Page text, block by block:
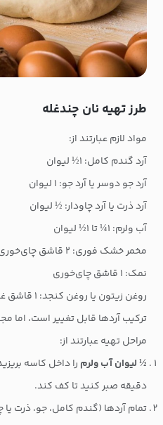
طرز تهیه نان چندغله
مواد لازم عبارتند از:
آرد گندم کامل: ۱½ لیوان
آرد جو دوسر یا آرد جو: ۱ لیوان
آرد ذرت یا آرد چاودار: ½ لیوان
آب ولرم: ۱¼ تا ۱½ لیوان
مخمر خشک فوری: ۲ قاشق چای‌خوری
نمک: ۱ قاشق چای‌خوری
روغن زیتون یا روغن کنجد: ۱ قاشق غذاخوری
ترکیب آردها قابل تغییر است، اما مجموع آن‌ها
مراحل تهیه عبارتند از:
½ لیوان آب ولرم
دقیقه صبر کنید تا کف کند.
تمام آردها (گندم کامل، جو، ذرت